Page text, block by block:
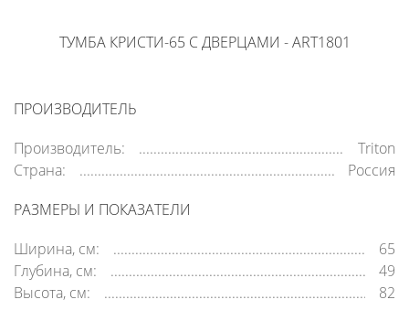
ТУМБА КРИСТИ-65 С ДВЕРЦАМИ - ART1801
ПРОИЗВОДИТЕЛЬ
Производитель:
Triton
Страна:
Россия
РАЗМЕРЫ И ПОКАЗАТЕЛИ
Ширина, см:
65
Глубина, см:
49
Высота, см:
82